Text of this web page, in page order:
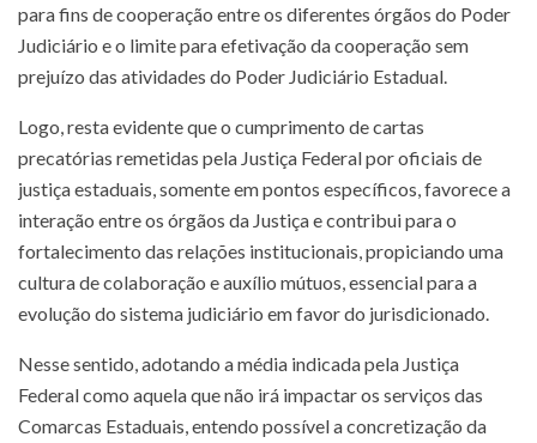
para fins de cooperação entre os diferentes órgãos do Poder
Judiciário e o limite para efetivação da cooperação sem
prejuízo das atividades do Poder Judiciário Estadual.
Logo, resta evidente que o cumprimento de cartas
precatórias remetidas pela Justiça Federal por oficiais de
justiça estaduais, somente em pontos específicos, favorece a
interação entre os órgãos da Justiça e contribui para o
fortalecimento das relações institucionais, propiciando uma
cultura de colaboração e auxílio mútuos, essencial para a
evolução do sistema judiciário em favor do jurisdicionado.
Nesse sentido, adotando a média indicada pela Justiça
Federal como aquela que não irá impactar os serviços das
Comarcas Estaduais, entendo possível a concretização da